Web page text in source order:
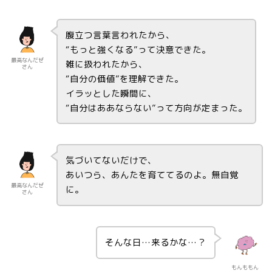
最高なんだぜ
さん
腹立つ言葉言われたから、
“もっと強くなる”って決意できた。
雑に扱われたから、
“自分の価値”を理解できた。
イラッとした瞬間に、
“自分はああならない”って方向が定まった。
最高なんだぜ
さん
気づいてないだけで、
あいつら、あんたを育ててるのよ。無自覚
に。
もんももん
そんな日…来るかな…？